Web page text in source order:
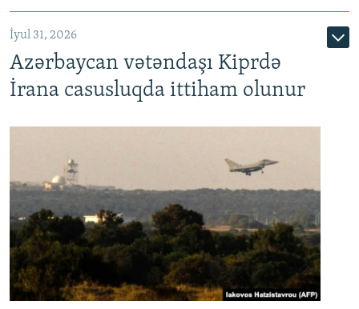
İyul 31, 2026
Azərbaycan vətəndaşı Kiprdə
İrana casusluqda ittiham olunur